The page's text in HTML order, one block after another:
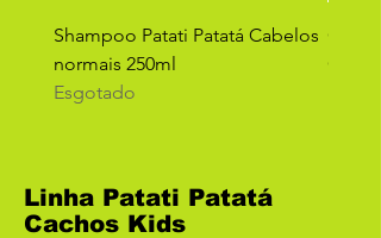
Shampoo Patati Patatá Cabelos
normais 250ml
Esgotado
Linha Patati Patatá
Cachos Kids